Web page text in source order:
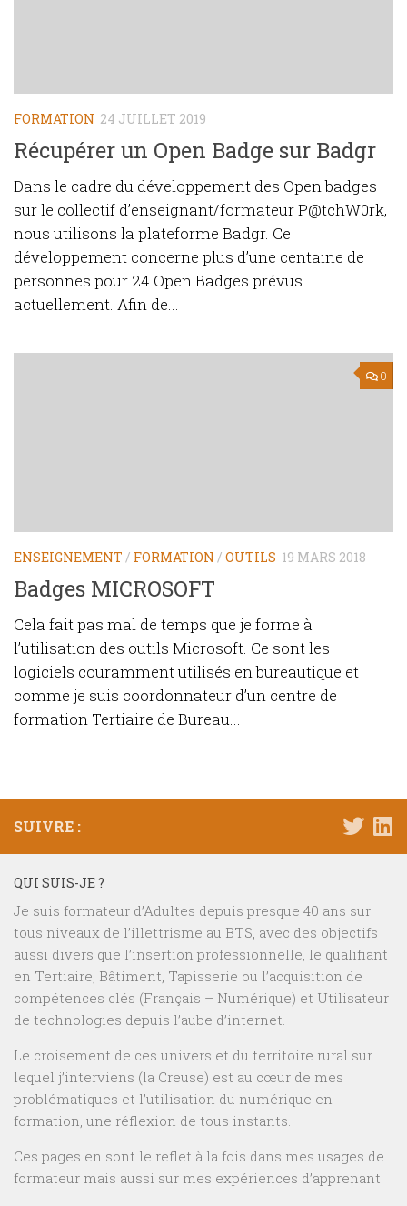
FORMATION 24 JUILLET 2019
Récupérer un Open Badge sur Badgr
Dans le cadre du développement des Open badges
sur le collectif d’enseignant/formateur P@tchW0rk,
nous utilisons la plateforme Badgr. Ce
développement concerne plus d’une centaine de
personnes pour 24 Open Badges prévus
actuellement. Afin de...
0
ENSEIGNEMENT / FORMATION / OUTILS 19 MARS 2018
Badges MICROSOFT
Cela fait pas mal de temps que je forme à
l’utilisation des outils Microsoft. Ce sont les
logiciels couramment utilisés en bureautique et
comme je suis coordonnateur d’un centre de
formation Tertiaire de Bureau...
SUIVRE :
QUI SUIS-JE ?
Je suis formateur d’Adultes depuis presque 40 ans sur
tous niveaux de l’illettrisme au BTS, avec des objectifs
aussi divers que l’insertion professionnelle, le qualifiant
en Tertiaire, Bâtiment, Tapisserie ou l’acquisition de
compétences clés (Français – Numérique) et Utilisateur
de technologies depuis l’aube d’internet.
Le croisement de ces univers et du territoire rural sur
lequel j’interviens (la Creuse) est au cœur de mes
problématiques et l’utilisation du numérique en
formation, une réflexion de tous instants.
Ces pages en sont le reflet à la fois dans mes usages de
formateur mais aussi sur mes expériences d’apprenant.